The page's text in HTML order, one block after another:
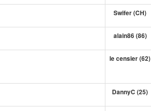
Swifer (CH)
alain86 (86)
le censier (62)
DannyC (25)